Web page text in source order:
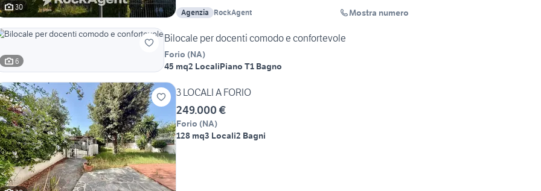
30
Agenzia RockAgent Mostra numero
6
Bilocale per docenti comodo e confortevole
Forio (NA)
45 mq2 LocaliPiano T1 Bagno
3 LOCALI A FORIO
249.000 €
Forio (NA)
128 mq3 Locali2 Bagni